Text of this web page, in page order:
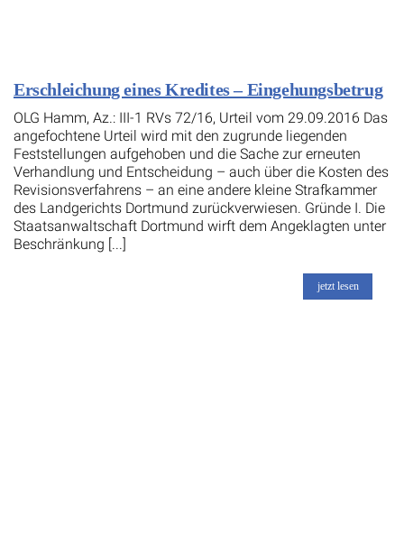
Erschleichung eines Kredites – Eingehungsbetrug
OLG Hamm, Az.: III-1 RVs 72/16, Urteil vom 29.09.2016 Das
angefochtene Urteil wird mit den zugrunde liegenden
Feststellungen aufgehoben und die Sache zur erneuten
Verhandlung und Entscheidung – auch über die Kosten des
Revisionsverfahrens – an eine andere kleine Strafkammer
des Landgerichts Dortmund zurückverwiesen. Gründe I. Die
Staatsanwaltschaft Dortmund wirft dem Angeklagten unter
Beschränkung [...]
jetzt lesen